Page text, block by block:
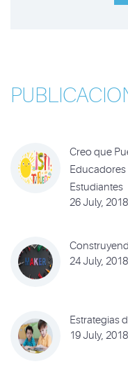
Creo que
Estudiantes
26 July, 2018
24 July, 2018
Estrategias
19 July, 2018